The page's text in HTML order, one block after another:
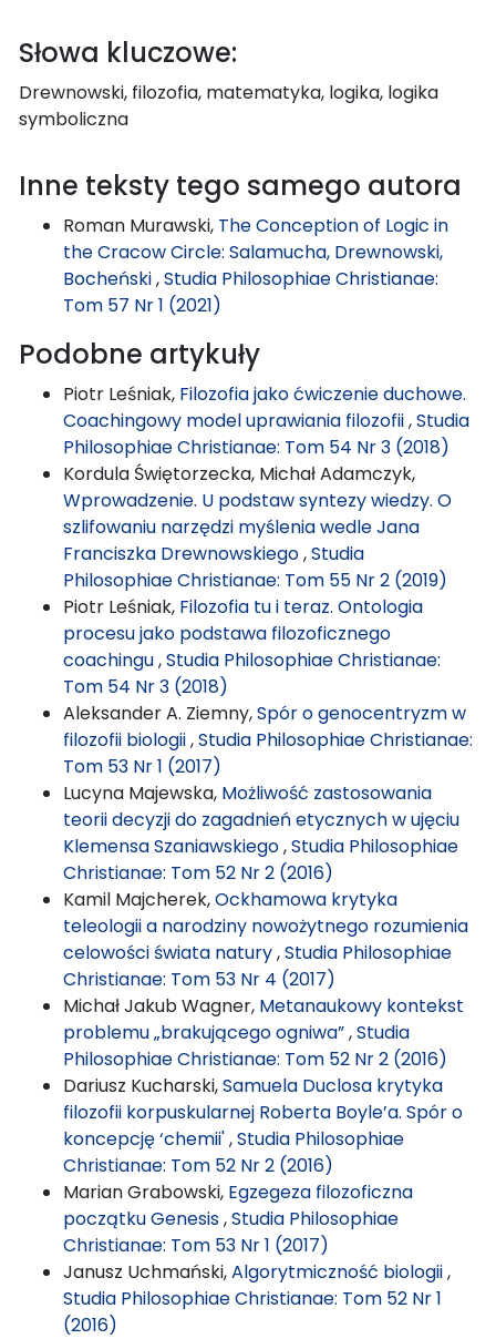
Słowa kluczowe:
Drewnowski, filozofia, matematyka, logika, logika
symboliczna
Inne teksty tego samego autora
Roman Murawski, The Conception of Logic in
the Cracow Circle: Salamucha, Drewnowski,
Bocheński,Studia Philosophiae Christianae:
Tom 57 Nr 1 (2021)
Podobne artykuły
Piotr Leśniak, Filozofia jako ćwiczenie duchowe.
Coachingowy model uprawiania filozofii,Studia
Philosophiae Christianae: Tom 54 Nr 3 (2018)
Kordula Świętorzecka, Michał Adamczyk,
Wprowadzenie. U podstaw syntezy wiedzy. O
szlifowaniu narzędzi myślenia wedle Jana
Franciszka Drewnowskiego,Studia
Philosophiae Christianae: Tom 55 Nr 2 (2019)
Piotr Leśniak, Filozofia tu i teraz. Ontologia
procesu jako podstawa filozoficznego
coachingu,Studia Philosophiae Christianae:
Tom 54 Nr 3 (2018)
Aleksander A. Ziemny,Spór o genocentryzm w
filozofii biologii,Studia Philosophiae Christianae:
Tom 53 Nr 1 (2017)
Lucyna Majewska, Możliwość zastosowania
teorii decyzji do zagadnień etycznych w ujęciu
Klemensa Szaniawskiego,Studia Philosophiae
Christianae: Tom 52 Nr 2 (2016)
Kamil Majcherek,Ockhamowa krytyka
teleologii a narodziny nowożytnego rozumienia
celowości świata natury,Studia Philosophiae
Christianae: Tom 53 Nr 4 (2017)
Michał Jakub Wagner, Metanaukowy kontekst
problemu „brakującego ogniwa”,Studia
Philosophiae Christianae: Tom 52 Nr 2 (2016)
Dariusz Kucharski,Samuela Duclosa krytyka
filozofii korpuskularnej Roberta Boyle’a. Spór o
koncepcję ‘chemii',Studia Philosophiae
Christianae: Tom 52 Nr 2 (2016)
Marian Grabowski, Egzegeza filozoficzna
początku Genesis,Studia Philosophiae
Christianae: Tom 53 Nr 1 (2017)
Janusz Uchmański,Algorytmiczność biologii,
Studia Philosophiae Christianae: Tom 52 Nr 1
(2016)